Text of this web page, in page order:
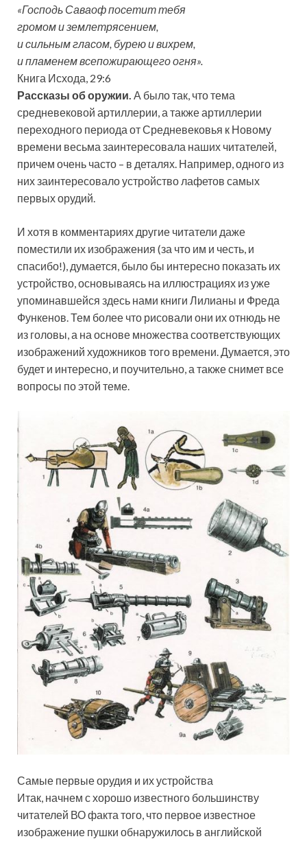
«Господь Саваоф посетит тебя
громом и землетрясением,
и сильным гласом, бурею и вихрем,
и пламенем всепожирающего огня».
Книга Исхода, 29:6
Рассказы об оружии. А было так, что тема
средневековой артиллерии, а также артиллерии
переходного периода от Средневековья к Новому
времени весьма заинтересовала наших читателей,
причем очень часто – в деталях. Например, одного из
них заинтересовало устройство лафетов самых
первых орудий.
И хотя в комментариях другие читатели даже
поместили их изображения (за что им и честь, и
спасибо!), думается, было бы интересно показать их
устройство, основываясь на иллюстрациях из уже
упоминавшейся здесь нами книги Лилианы и Фреда
Функенов. Тем более что рисовали они их отнюдь не
из головы, а на основе множества соответствующих
изображений художников того времени. Думается, это
будет и интересно, и поучительно, а также снимет все
вопросы по этой теме.
Самые первые орудия и их устройства
Итак, начнем с хорошо известного большинству
читателей ВО факта того, что первое известное
изображение пушки обнаружилось в английской